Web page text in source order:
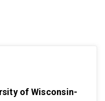
of Wisconsin-